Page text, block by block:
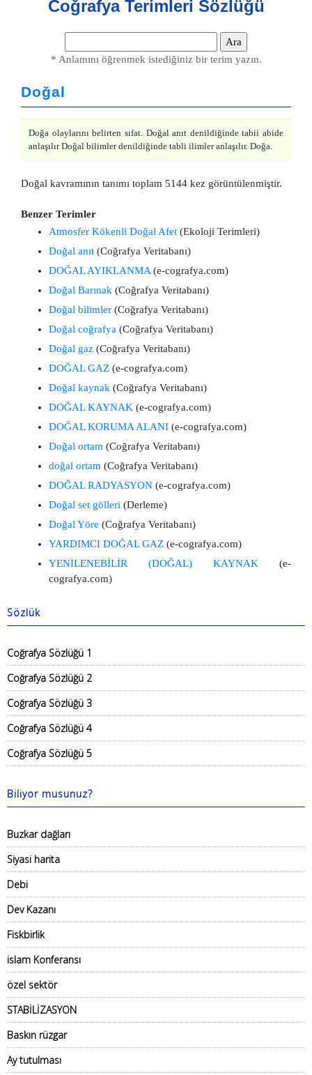
Coğrafya Terimleri Sözlüğü
* Anlamını öğrenmek istediğiniz bir terim yazın.
Doğal
Doğa olaylarını belirten sıfat. Doğal anıt denildiğinde tabii abide
anlaşılır Doğal bilimler denildiğinde tabli ilimler anlaşılır. Doğa.
Doğal kavramının tanımı toplam 5144 kez görüntülenmiştir.
Benzer Terimler
Atmosfer Kökenli Doğal Afet (Ekoloji Terimleri)
Doğal anıt (Coğrafya Veritabanı)
DOĞAL AYIKLANMA (e-cografya.com)
Doğal Barınak (Coğrafya Veritabanı)
Doğal bilimler (Coğrafya Veritabanı)
Doğal coğrafya (Coğrafya Veritabanı)
Doğal gaz (Coğrafya Veritabanı)
DOĞAL GAZ (e-cografya.com)
Doğal kaynak (Coğrafya Veritabanı)
DOĞAL KAYNAK (e-cografya.com)
DOĞAL KORUMA ALANI (e-cografya.com)
Doğal ortam (Coğrafya Veritabanı)
doğal ortam (Coğrafya Veritabanı)
DOĞAL RADYASYON (e-cografya.com)
Doğal set gölleri (Derleme)
Doğal Yöre (Coğrafya Veritabanı)
YARDIMCI DOĞAL GAZ (e-cografya.com)
YENİLENEBİLİR (DOĞAL) KAYNAK (e-
cografya.com)
Sözlük
Coğrafya Sözlüğü 1
Coğrafya Sözlüğü 2
Coğrafya Sözlüğü 3
Coğrafya Sözlüğü 4
Coğrafya Sözlüğü 5
Biliyor musunuz?
Buzkar dağları
Siyasi harita
Debi
Dev Kazanı
Fiskbirlik
islam Konferansı
özel sektör
STABİLİZASYON
Baskın rüzgar
Ay tutulması